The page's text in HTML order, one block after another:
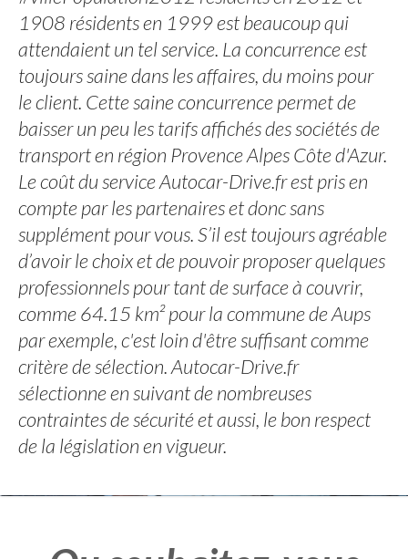
1908 résidents en 1999 est beaucoup qui
attendaient un tel service. La concurrence est
toujours saine dans les affaires, du moins pour
le client. Cette saine concurrence permet de
baisser un peu les tarifs affichés des sociétés de
transport en région Provence Alpes Côte d'Azur.
Le coût du service Autocar-Drive.fr est pris en
compte par les partenaires et donc sans
supplément pour vous. S’il est toujours agréable
d’avoir le choix et de pouvoir proposer quelques
professionnels pour tant de surface à couvrir,
comme 64.15 km² pour la commune de Aups
par exemple, c'est loin d'être suffisant comme
critère de sélection. Autocar-Drive.fr
sélectionne en suivant de nombreuses
contraintes de sécurité et aussi, le bon respect
de la législation en vigueur.